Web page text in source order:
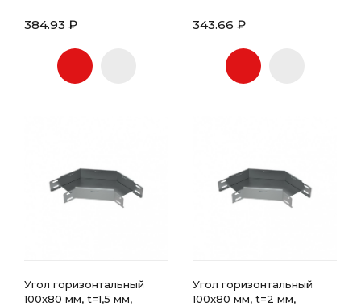
384.93 ₽ 343.66 ₽
Угол горизонтальный
100x80 мм, t=1,5 мм,
Угол горизонтальный
100x80 мм, t=2 мм,